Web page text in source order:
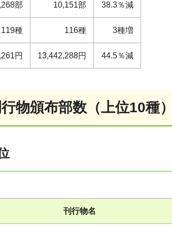
部 10,151部 38.3％減
119種 116種 3種増
円 13,442,288円 44.5％減
物頒布部数（上位10種）
刊行物名